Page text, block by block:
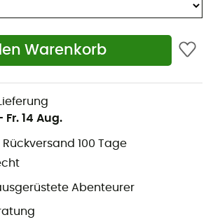
Warenkorb
Fr. 14 Aug.
100 Tage
Abenteurer
für die Hände
mit Daumenöffnungen
100 % Polyester
mit 550er Bauschkraft, RDS-